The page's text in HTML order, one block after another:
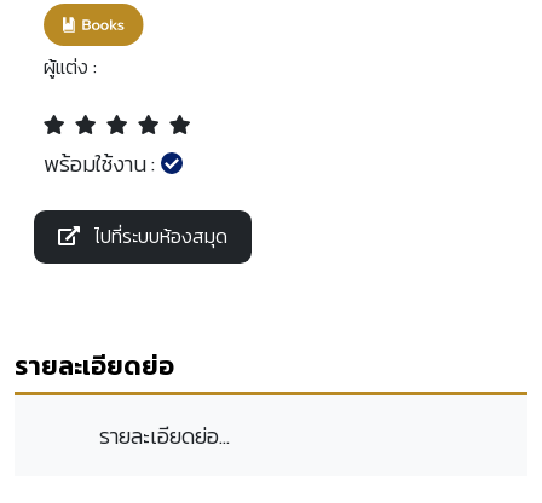
ผู้แต่ง :
พร้อมใช้งาน :
ไปที่ระบบห้องสมุด
รายละเอียดย่อ
รายละเอียดย่อ...